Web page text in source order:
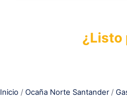
¿Listo
Inicio / Ocaña Norte Santander/